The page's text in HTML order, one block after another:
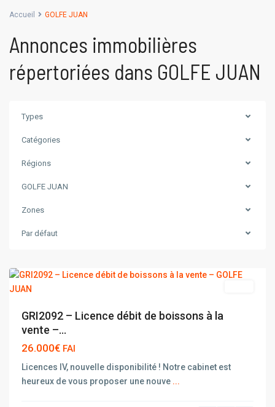
Accueil GOLFE JUAN
Annonces immobilières
répertoriées dans GOLFE JUAN
Types
Catégories
Régions
GOLFE JUAN
Zones
Par défaut
GRI2092 – Licence débit de boissons à la
vente –...
26.000€ FAI
Licences IV, nouvelle disponibilité ! Notre cabinet est
heureux de vous proposer une nouve ...